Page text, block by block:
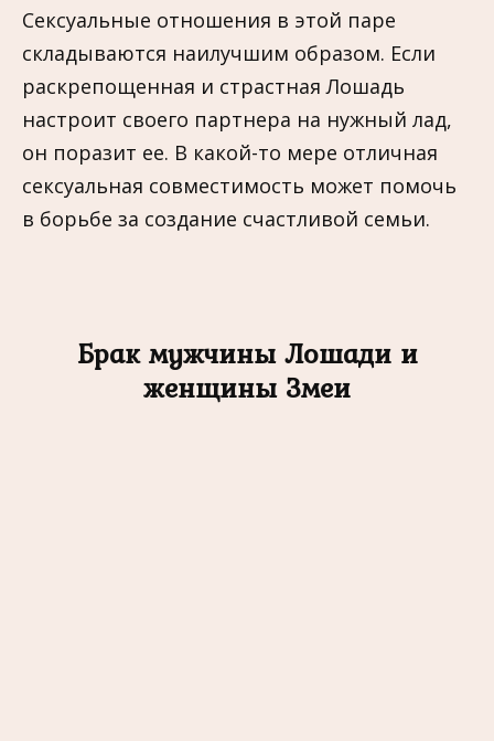
Сексуальные отношения в этой паре
складываются наилучшим образом. Если
раскрепощенная и страстная Лошадь
настроит своего партнера на нужный лад,
он поразит ее. В какой-то мере отличная
сексуальная совместимость может помочь
в борьбе за создание счастливой семьи.
Брак мужчины Лошади и
женщины Змеи